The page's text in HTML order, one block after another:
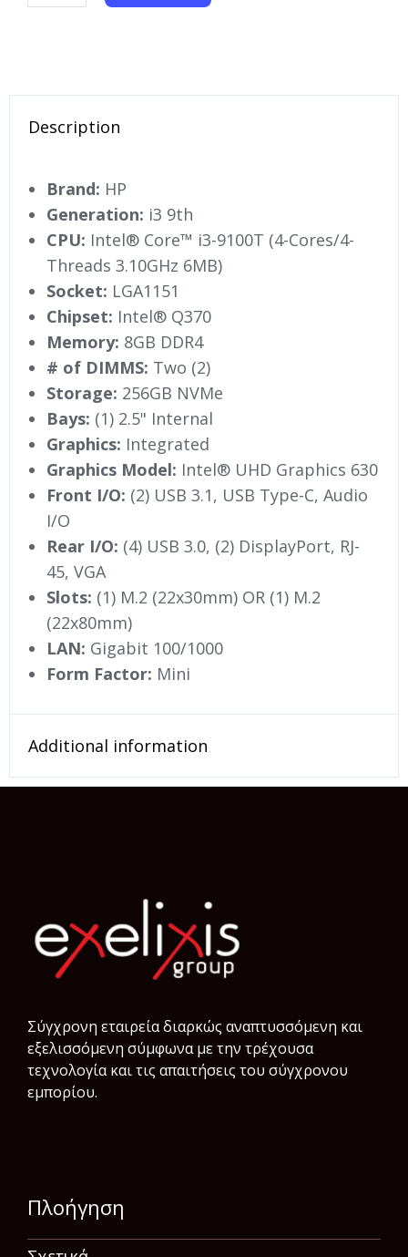
Description
Brand: HP
Generation: i3 9th
CPU: Intel® Core™ i3-9100T (4-Cores/4-
Threads 3.10GHz 6MB)
Socket: LGA1151
Chipset: Intel® Q370
Memory: 8GB DDR4
# of DIMMS: Two (2)
Storage: 256GB NVMe
Bays: (1) 2.5" Internal
Graphics: Integrated
Graphics Model: Intel® UHD Graphics 630
Front I/O: (2) USB 3.1, USB Type-C, Audio
I/O
Rear I/O: (4) USB 3.0, (2) DisplayPort, RJ-
45, VGA
Slots: (1) M.2 (22x30mm) OR (1) M.2
(22x80mm)
LAN: Gigabit 100/1000
Form Factor: Mini
Additional information
Σύγχρονη εταιρεία διαρκώς αναπτυσσόμενη και
εξελισσόμενη σύμφωνα µε την τρέχουσα
τεχνολογία και τις απαιτήσεις του σύγχρονου
εμπορίου.
Πλοήγηση